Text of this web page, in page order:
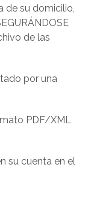
de su domicilio,
de las
por una
PDF/XML
su cuenta en el